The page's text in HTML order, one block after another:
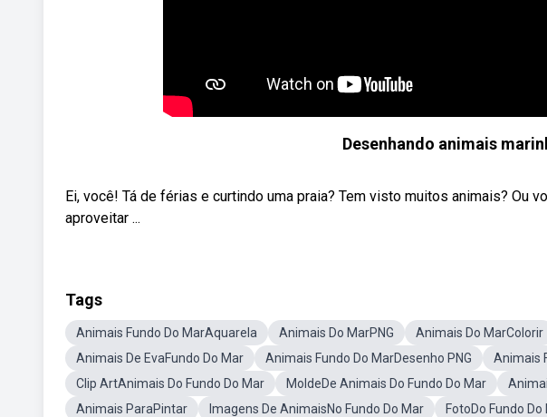
Desenhando animais
Ei, você! Tá de férias e curtindo uma praia? Tem visto muitos animais? Ou
aproveitar ...
Tags
Animais Fundo Do MarAquarela Animais Do MarPNG Animais Do MarColorir
Animais De EvaFundo Do Mar
Animais Fundo Do MarDesenho PNG Animais
Clip ArtAnimais Do Fundo Do Mar
MoldeDe Animais Do Fundo Do Mar
Animais ParaPintar
Imagens De AnimaisNo Fundo Do Mar FotoDo Fundo Do